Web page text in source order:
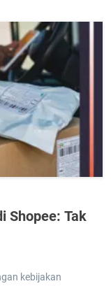
Shopee: Tak
kebijakan